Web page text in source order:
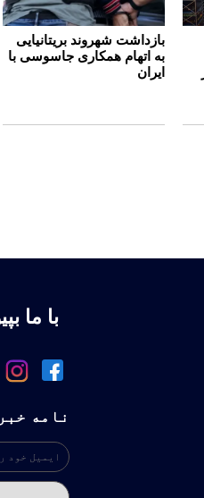
بازداشت شهروند بریتانیایی
به اتهام همکاری جاسوسی با
ایران
با ما
نامه